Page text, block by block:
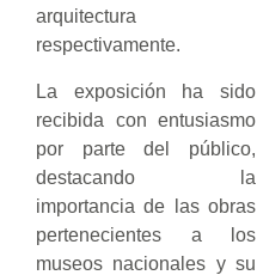
arquitectura
respectivamente.
La exposición ha sido
recibida con entusiasmo
por parte del público,
destacando la
importancia de las obras
pertenecientes a los
museos nacionales y su